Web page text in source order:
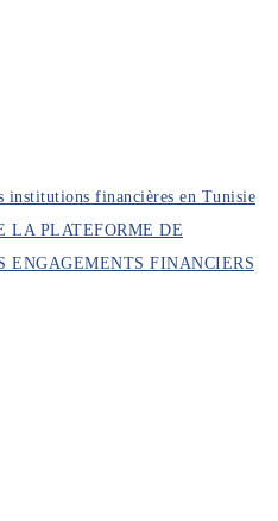
institutions financières en Tunisie
LA PLATEFORME DE
ENGAGEMENTS FINANCIERS